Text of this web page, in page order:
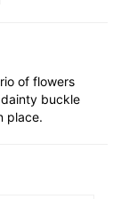
of flowers
buckle
place.